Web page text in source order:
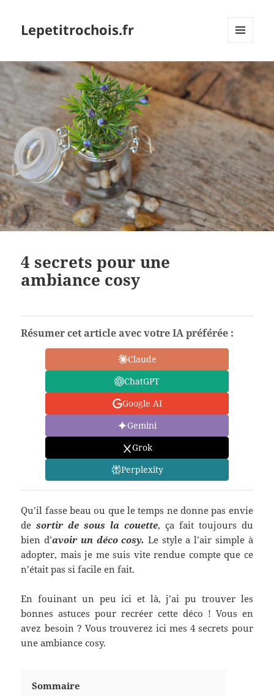
Lepetitrochois.fr
WIDGETS
4 secrets pour une
ambiance cosy
Résumer cet article avec votre IA préférée :
Claude
ChatGPT
Google AI
Gemini
Grok
Perplexity
Qu’il fasse beau ou que le temps ne donne pas envie
desortir de sous la couette, ça fait toujours du
bien d’avoir un déco cosy. Le style a l’air simple à
adopter, mais je me suis vite rendue compte que ce
n’était pas si facile en fait.
En fouinant un peu ici et là, j’ai pu trouver les
bonnes astuces pour recréer cette déco ! Vous en
avez besoin ? Vous trouverez ici mes 4 secrets pour
une ambiance cosy.
Sommaire